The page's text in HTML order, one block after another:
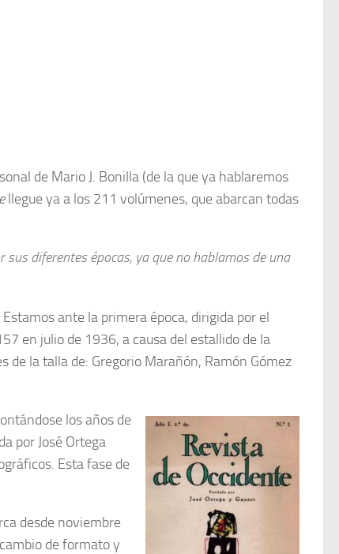
de Mario J. Bonilla (de la que ya hablaremos
llegue ya a los 211 volúmenes, que abarcan todas
diferentes épocas, ya que no hablamos de una
ante la primera época, dirigida por el
en julio de 1936, a causa del estallido de la
de la talla de: Gregorio Marañón, Ramón Gómez
los años de
por José Ortega
Esta fase de
desde noviembre
de formato y